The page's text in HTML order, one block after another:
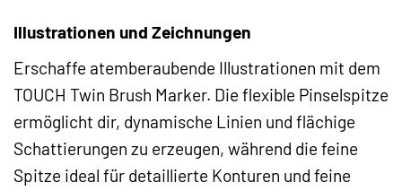
Illustrationen und Zeichnungen
Erschaffe atemberaubende Illustrationen mit dem
TOUCH Twin Brush Marker. Die flexible Pinselspitze
ermöglicht dir, dynamische Linien und flächige
Schattierungen zu erzeugen, während die feine
Spitze ideal für detaillierte Konturen und feine